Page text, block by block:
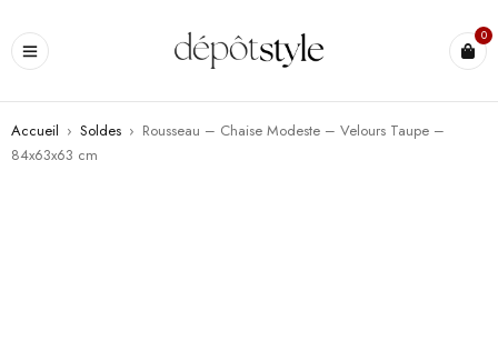
0
Accueil › Soldes › Rousseau – Chaise Modeste – Velours Taupe –
84x63x63 cm